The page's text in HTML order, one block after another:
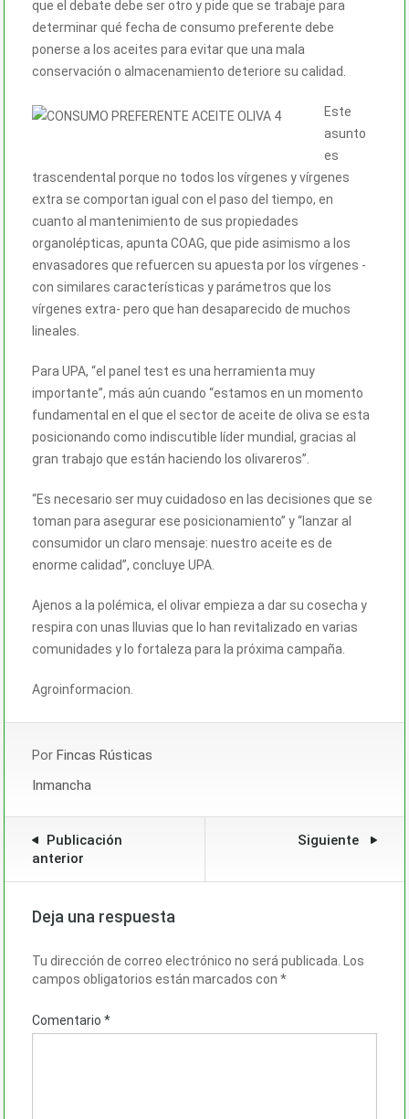
que el debate debe ser otro y pide que se trabaje para
determinar qué fecha de consumo preferente debe
ponerse a los aceites para evitar que una mala
conservación o almacenamiento deteriore su calidad.
Este
asunto
es
trascendental porque no todos los vírgenes y vírgenes
extra se comportan igual con el paso del tiempo, en
cuanto al mantenimiento de sus propiedades
organolépticas, apunta COAG, que pide asimismo a los
envasadores que refuercen su apuesta por los vírgenes -
con similares características y parámetros que los
vírgenes extra- pero que han desaparecido de muchos
lineales.
Para UPA, “el panel test es una herramienta muy
importante”, más aún cuando “estamos en un momento
fundamental en el que el sector de aceite de oliva se esta
posicionando como indiscutible líder mundial, gracias al
gran trabajo que están haciendo los olivareros”.
“Es necesario ser muy cuidadoso en las decisiones que se
toman para asegurar ese posicionamiento” y “lanzar al
consumidor un claro mensaje: nuestro aceite es de
enorme calidad”, concluye UPA.
Ajenos a la polémica, el olivar empieza a dar su cosecha y
respira con unas lluvias que lo han revitalizado en varias
comunidades y lo fortaleza para la próxima campaña.
Agroinformacion.
Por Fincas Rústicas
Inmancha
Publicación
anterior
Siguiente
Deja una respuesta
Tu dirección de correo electrónico no será publicada. Los
campos obligatorios están marcados con *
Comentario *